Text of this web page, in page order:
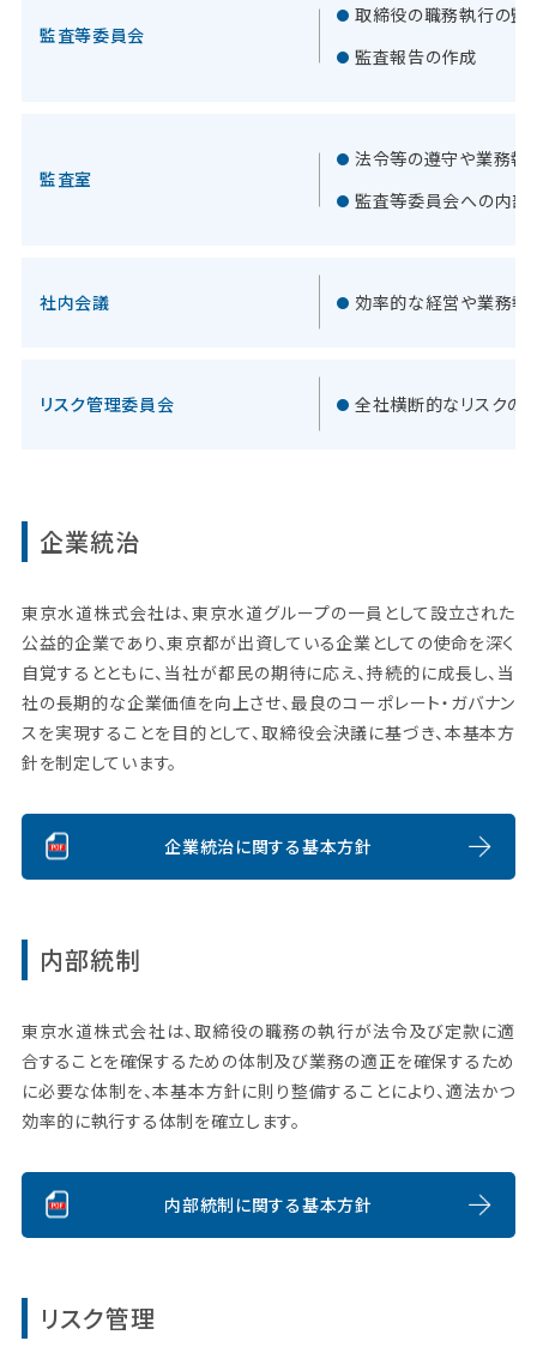
監査等委員会
取締役の職務執行の監
監査報告の作成
監査室
法令等の遵守や業務執
監査等委員会への内部
社内会議 効率的な経営や業務執
リスク管理委員会 全社横断的なリスクの
企業統治
東京水道株式会社は、東京水道グループの一員として設立された
公益的企業であり、東京都が出資している企業としての使命を深く
自覚するとともに、当社が都民の期待に応え、持続的に成長し、当
社の長期的な企業価値を向上させ、最良のコーポレート・ガバナン
スを実現することを目的として、取締役会決議に基づき、本基本方
針を制定しています。
企業統治に関する基本方針
内部統制
東京水道株式会社は、取締役の職務の執行が法令及び定款に適
合することを確保するための体制及び業務の適正を確保するため
に必要な体制を、本基本方針に則り整備することにより、適法かつ
効率的に執行する体制を確立します。
内部統制に関する基本方針
リスク管理